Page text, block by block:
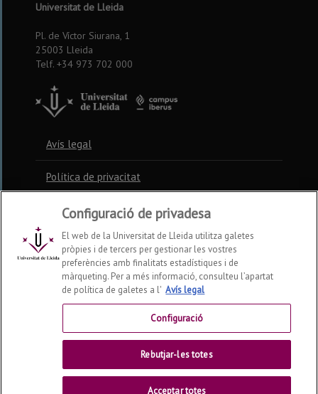
Universitat de Lleida
Pl. de Víctor Siurana, 1
25003 Lleida
Telf. +34 973 702 000
Avís legal
Política de privacitat
Política de cookies
Contacte
Preguntes freqüents
Accessibilitat
Configuració de privadesa
El web de la Universitat de Lleida utilitza galetes
pròpies i de tercers per gestionar les vostres
preferències amb finalitats estadístiques i de
màrqueting. Per a més informació, consulteu l’apartat
de política de galetes a l' Avís legal
Configuració
Rebutjar-les totes
Acceptar totes